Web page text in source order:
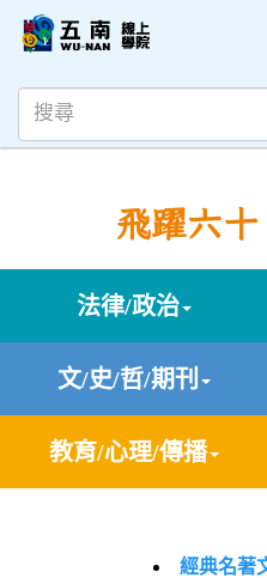
飛躍六
法律/政治
文/史/哲/期刊
教育/心理/傳播
經典名著